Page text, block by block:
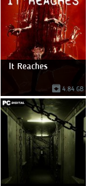
It Reaches
4.84 GB